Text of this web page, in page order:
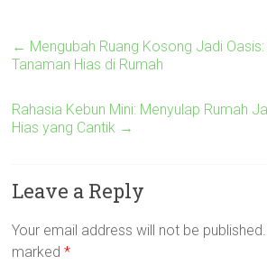
← Mengubah Ruang Kosong Jadi
Tanaman Hias di Rumah
Rahasia Kebun Mini: Menyulap Rumah
Hias yang Cantik →
Leave a Reply
Your email address will not be published.
marked*